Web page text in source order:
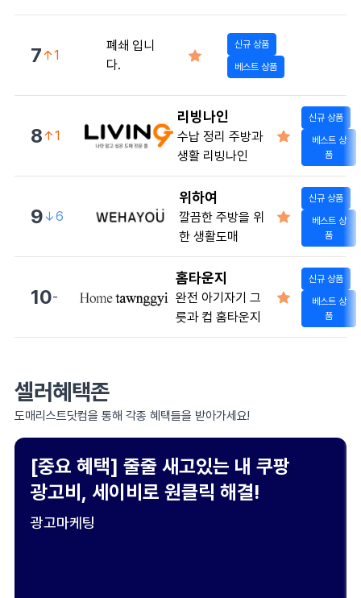
7↑1
폐쇄 입니
다.
신규 상품
베스트 상품
8↑1
리빙나인
수납 정리 주방과
생활 리빙나인
신규 상품
베스트 상
품
9↓6
위하여
깔끔한 주방을 위
한 생활도매
신규 상품
베스트 상
품
10-
홈타운지
완전 아기자기 그
릇과 컵 홈타운지
신규 상품
베스트 상
품
셀러혜택존
도매리스트닷컴을 통해 각종 혜택들을 받아가세요!
[중요 혜택] 줄줄 새고있는 내 쿠팡
광고비, 세이비로 원클릭 해결!
광고마케팅